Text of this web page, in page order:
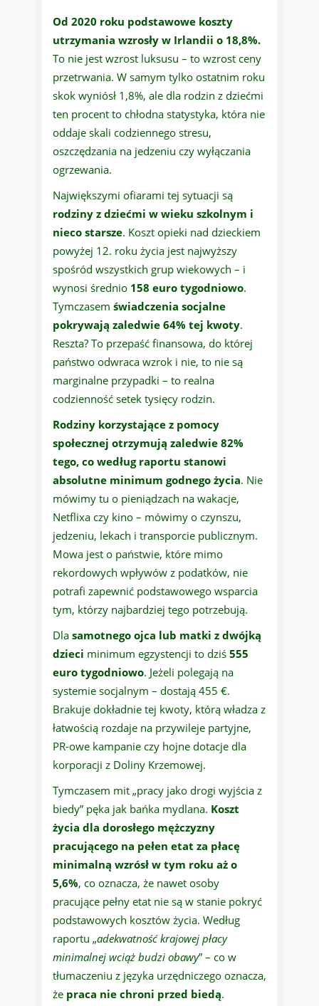
Od 2020 roku podstawowe koszty
utrzymania wzrosły w Irlandii o 18,8%.
To nie jest wzrost luksusu – to wzrost ceny
przetrwania. W samym tylko ostatnim roku
skok wyniósł 1,8%, ale dla rodzin z dziećmi
ten procent to chłodna statystyka, która nie
oddaje skali codziennego stresu,
oszczędzania na jedzeniu czy wyłączania
ogrzewania.
Największymi ofiarami tej sytuacji są
rodziny z dziećmi w wieku szkolnym i
nieco starsze. Koszt opieki nad dzieckiem
powyżej 12. roku życia jest najwyższy
spośród wszystkich grup wiekowych – i
wynosi średnio 158 euro tygodniowo.
Tymczasem świadczenia socjalne
pokrywają zaledwie 64% tej kwoty.
Reszta? To przepaść finansowa, do której
państwo odwraca wzrok i nie, to nie są
marginalne przypadki – to realna
codzienność setek tysięcy rodzin.
Rodziny korzystające z pomocy
społecznej otrzymują zaledwie 82%
tego, co według raportu stanowi
absolutne minimum godnego życia. Nie
mówimy tu o pieniądzach na wakacje,
Netflixa czy kino – mówimy o czynszu,
jedzeniu, lekach i transporcie publicznym.
Mowa jest o państwie, które mimo
rekordowych wpływów z podatków, nie
potrafi zapewnić podstawowego wsparcia
tym, którzy najbardziej tego potrzebują.
Dla samotnego ojca lub matki z dwójką
dzieci minimum egzystencji to dziś 555
euro tygodniowo. Jeżeli polegają na
systemie socjalnym – dostają 455 €.
Brakuje dokładnie tej kwoty, którą władza z
łatwością rozdaje na przywileje partyjne,
PR-owe kampanie czy hojne dotacje dla
korporacji z Doliny Krzemowej.
Tymczasem mit „pracy jako drogi wyjścia z
biedy” pęka jak bańka mydlana. Koszt
życia dla dorosłego mężczyzny
pracującego na pełen etat za płacę
minimalną wzrósł w tym roku aż o
5,6%, co oznacza, że nawet osoby
pracujące pełny etat nie są w stanie pokryć
podstawowych kosztów życia. Według
raportu „adekwatność krajowej płacy
minimalnej wciąż budzi obawy” – co w
tłumaczeniu z języka urzędniczego oznacza,
że praca nie chroni przed biedą.